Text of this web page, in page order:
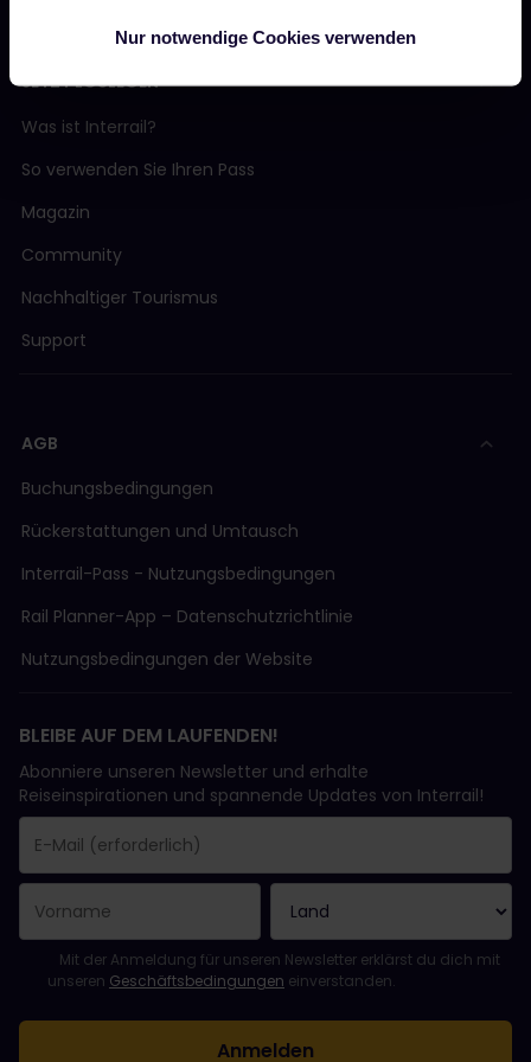
Nur notwendige Cookies verwenden
JETZT LOSLEGEN
Was ist Interrail?
So verwenden Sie Ihren Pass
Magazin
Community
Nachhaltiger Tourismus
Support
AGB
Buchungsbedingungen
Rückerstattungen und Umtausch
Interrail-Pass - Nutzungsbedingungen
Rail Planner-App – Datenschutzrichtlinie
Nutzungsbedingungen der Website
BLEIBE AUF DEM LAUFENDEN!
Abonniere unseren Newsletter und erhalte
Reiseinspirationen und spannende Updates von Interrail!
Sie haben sich erfolgreich angemeldet.
Das Feld „E-Mail-Adresse“ ist ein Pflichtfeld!
Diese E-Mail-Adresse ist ungültig!
Beim Abonnieren des Newsletters ist ein Fehler aufgetreten.
Du hast diesen Newsletter bereits abonniert!
Bitte stimme den Allgemeinen Geschäftsbedingungen zu, um
Mit der Anmeldung für unseren Newsletter erklärst du dich mit
unseren Geschäftsbedingungen einverstanden.